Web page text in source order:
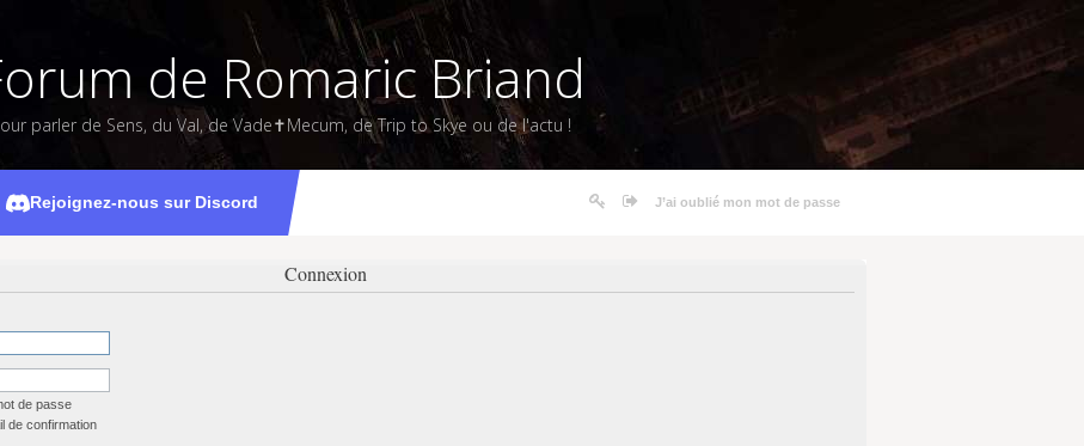
de Romaric Briand
parler de Sens, du Val, de Vade✝Mecum, de Trip to Skye ou de l'actu !
Rejoignez-nous sur Discord J’ai oublié mon mot de passe
Connexion
de passe
de confirmation